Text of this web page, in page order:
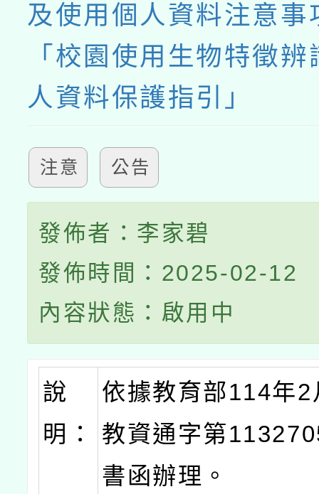
及使用個人資料注意事
「校園使用生物特徵
人資料保護指引」
注意 公告
發佈者：李家碧
發佈時間：2025-02-12
內容狀態：啟用中
說
明：
依據教育部114年
教資通字第
書函辦理。